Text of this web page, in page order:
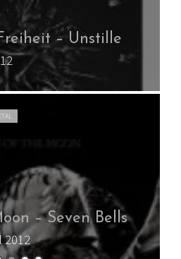
février 2011
2011